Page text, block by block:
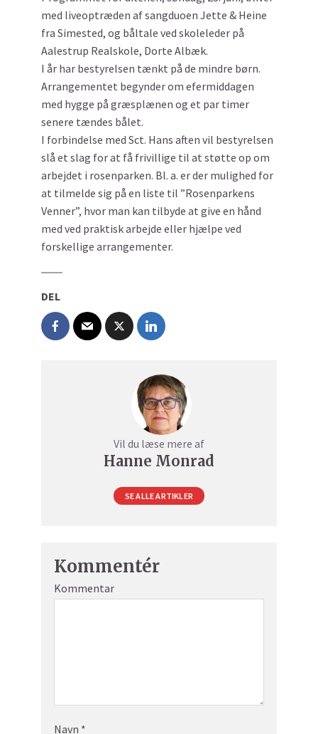
med liveoptræden af sangduoen Jette & Heine
fra Simested, og båltale ved skoleleder på
Aalestrup Realskole, Dorte Albæk.
I år har bestyrelsen tænkt på de mindre børn.
Arrangementet begynder om efermiddagen
med hygge på græsplænen og et par timer
senere tændes bålet.
I forbindelse med Sct. Hans aften vil bestyrelsen
slå et slag for at få frivillige til at støtte op om
arbejdet i rosenparken. Bl. a. er der mulighed for
at tilmelde sig på en liste til ”Rosenparkens
Venner”, hvor man kan tilbyde at give en hånd
med ved praktisk arbejde eller hjælpe ved
forskellige arrangementer.
DEL
Vil du læse mere af
Hanne Monrad
SE ALLE ARTIKLER
Kommentér
Kommentar
Navn *